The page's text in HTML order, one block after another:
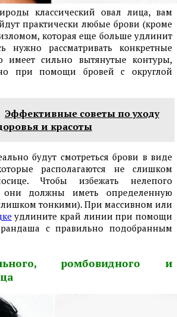
классический овал лица, вам
практически любые брови (кроме
которая еще больше удлинит
рассматривать конкретные
имеет сильно вытянутые контуры,
при помощи бровей с округлой
Эффективные советы по уходу
и красоты
будут смотреться брови в виде
располагаются не слишком
Чтобы избежать нелепого
они должны иметь определенную
тонкими). При массивном или
удлините край линии при помощи
с правильно подобранным
ромбовидного и